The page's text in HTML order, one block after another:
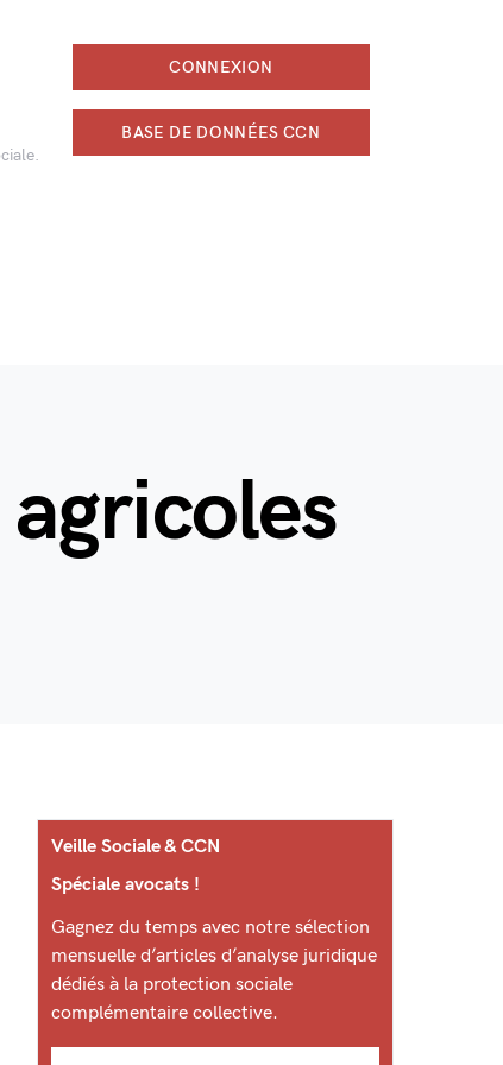
CONNEXION
BASE DE DONNÉES CCN
Veille Sociale & CCN
Spéciale avocats !
Gagnez du temps avec notre sélection
mensuelle d’articles d’analyse juridique
dédiés à la protection sociale
complémentaire collective.